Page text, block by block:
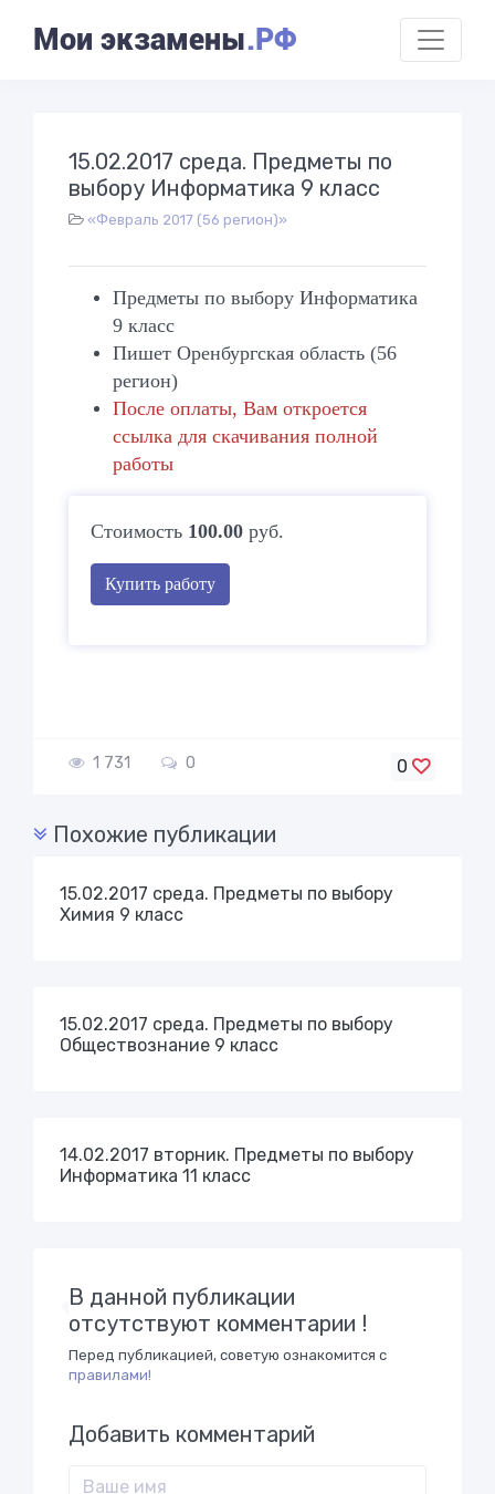
Мои экзамены.РФ
15.02.2017 среда. Предметы по
выбору Информатика 9 класс
«Февраль 2017 (56 регион)»
Предметы по выбору Информатика
9 класс
Пишет Оренбургская область (56
регион)
После оплаты, Вам откроется
ссылка для скачивания полной
работы
Стоимость 100.00 руб.
Купить работу
1 731 0 0
Похожие публикации
15.02.2017 среда. Предметы по выбору
Химия 9 класс
15.02.2017 среда. Предметы по выбору
Обществознание 9 класс
14.02.2017 вторник. Предметы по выбору
Информатика 11 класс
В данной публикации
отсутствуют комментарии !
Перед публикацией, советую ознакомится с
правилами!
Добавить комментарий